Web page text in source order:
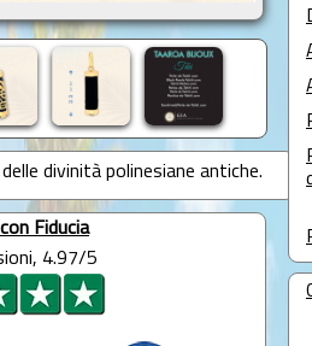
divinità polinesiane antiche.
Fiducia
4.97/5